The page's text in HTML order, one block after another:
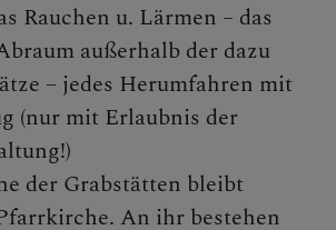
Rauchen u. Lärmen – das
außerhalb der dazu
– jedes Herumfahren mit
(nur mit Erlaubnis der
der Grabstätten bleibt
An ihr bestehen